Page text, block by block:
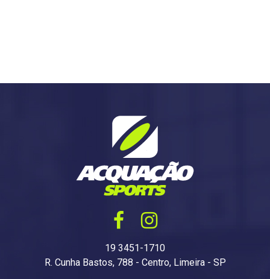
19 3451-1710
R. Cunha Bastos, 788 - Centro, Limeira - SP